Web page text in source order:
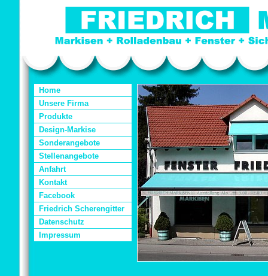
Home
Unsere Firma
Produkte
Design-Markise
Sonderangebote
Stellenangebote
Anfahrt
Kontakt
Facebook
Friedrich Scherengitter
Datenschutz
Impressum